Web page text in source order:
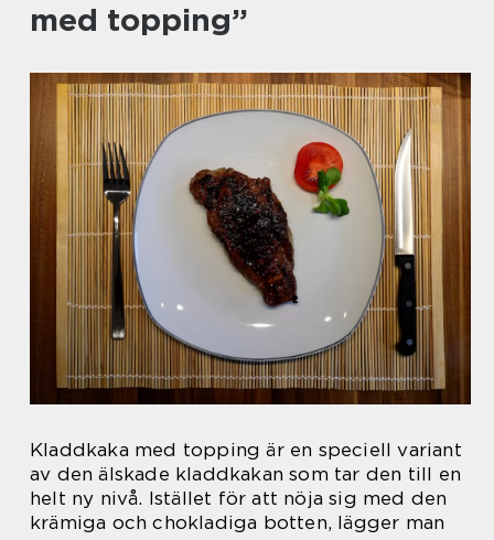
med topping”
Kladdkaka med topping är en speciell variant
av den älskade kladdkakan som tar den till en
helt ny nivå. Istället för att nöja sig med den
krämiga och chokladiga botten, lägger man